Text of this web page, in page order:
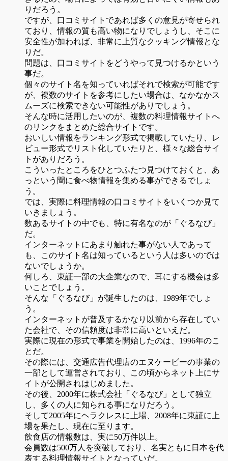
りだろう。
ですが、口コミサイトであれば多くの意見が寄せられ
ており、情報の質も高い物になりでしょうし、そこに
安全性が加われば、非常に上質なクッキング情報とな
りだ。
問題は、口コミサイトをどうやって見つけるかという
事だ。
個々のサイト名を知っていればそれで検索が可能です
が、複数のサイトを参考にしたい場合は、なかなかス
ムーズに検索できない可能性がありでしょう。
そんな時に活用したいのが、複数の料理情報サイトへ
のリンクをまとめた総合サイトです。
おいしい情報をランキング形式で掲載していたり、レ
ビュー形式でリスト化していたりと、様々な総合サイ
トがありだろう。
こういったところをひとつふたつ見つけておくと、あ
っという間に食べ物情報を集める事ができるでしょ
う。
では、実際に料理情報の口コミサイトをいくつか見て
いきましょう。
数あるサイトの中でも、特に有名なのが「ぐるなび」
だ。
インターネットにあまり触れた事がない人であって
も、このサイト名は知っているという人は多いのでは
ないでしょうか。
何しろ、東証一部の大企業なので、耳にする機会は多
いことでしょう。
そんな「ぐるなび」が誕生したのは、1989年でしょ
う。
インターネットが普及するかなり以前から存在してい
た会社で、その信頼度は非常に高いといえだ。
実際に現在の形式で事業を開始したのは、1996年のこ
とだ。
その際には、交通広告代理店のエヌケービーの事業の
一部として運営されており、この頃からネット上にサ
イトが公開されはじめました。
その後、2000年に株式会社「ぐるなび」として独立
し、多くの人に知られる事になりだろう。
そして2005年にヘラクレスに上場、2008年に東証に上
場を果たし、現在に至ります。
飲食店の情報数は、実に50万件以上。
会員数は500万人を突破しており、名実ともに日本を代
表する料理情報サイトとなっていだ。